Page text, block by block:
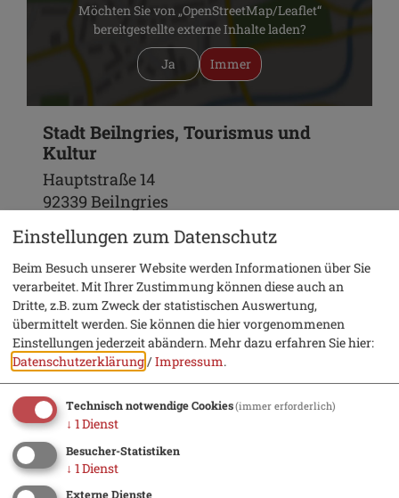
Möchten Sie von „OpenStreetMap/Leaflet“
bereitgestellte externe Inhalte laden?
Ja Immer
Stadt Beilngries, Tourismus und
Kultur
Hauptstraße 14
92339 Beilngries
08461 8435
Urlaub
Einstellungen zum Datenschutz
Beim Besuch unserer Website werden Informationen über Sie
verarbeitet. Mit Ihrer Zustimmung können diese auch an
Dritte, z.B. zum Zweck der statistischen Auswertung,
übermittelt werden. Sie können die hier vorgenommenen
Einstellungen jederzeit abändern.Mehr dazu erfahren Sie hier:
Datenschutzerklärung/Impressum.
Technisch notwendige Cookies(immer erforderlich)
↓ 1 Dienst
Besucher-Statistiken
↓ 1 Dienst
Externe Dienste